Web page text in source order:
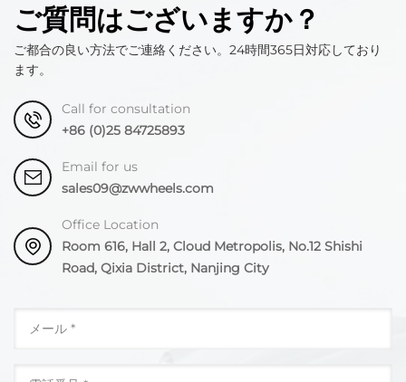
ご質問はございますか？
ご都合の良い方法でご連絡ください。24時間365日対応しており
ます。
Call for consultation
+86 (0)25 84725893
Email for us
sales09@zwwheels.com
Office Location
Room 616, Hall 2, Cloud Metropolis, No.12 Shishi
Road, Qixia District, Nanjing City